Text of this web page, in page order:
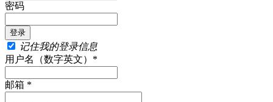
密码
记住我的登录信息
用户名（数字英文）*
邮箱 *